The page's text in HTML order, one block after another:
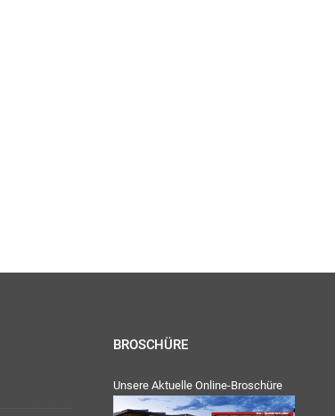
BROSCHÜRE
Unsere Aktuelle Online-Broschüre